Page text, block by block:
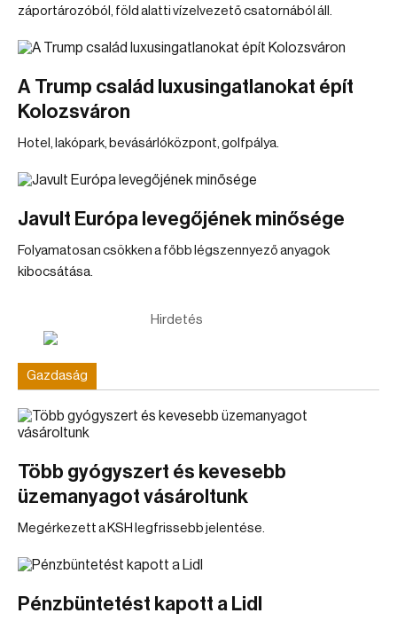
záportározóból, föld alatti vízelvezető csatornából áll.
A Trump család luxusingatlanokat épít
Kolozsváron
Hotel, lakópark, bevásárlóközpont, golfpálya.
Javult Európa levegőjének minősége
Folyamatosan csökken a főbb légszennyező anyagok
kibocsátása.
Hirdetés
Gazdaság
Több gyógyszert és kevesebb
üzemanyagot vásároltunk
Megérkezett a KSH legfrissebb jelentése.
Pénzbüntetést kapott a Lidl